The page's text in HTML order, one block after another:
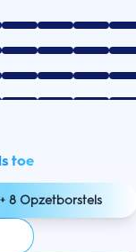
toe
8 Opzetborstels